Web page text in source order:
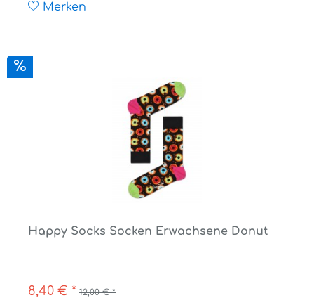
Merken
Happy Socks Socken Erwachsene Donut
8,40 € * 12,00 € *